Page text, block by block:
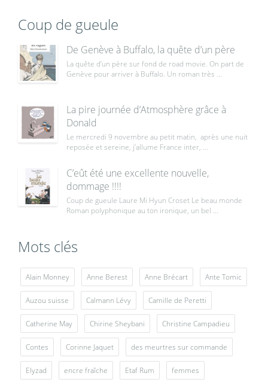
Coup de gueule
De Genève à Buffalo, la quête d’un père
La quête d’un père sur fond de road movie. On part de
Genève pour arriver à Buffalo. Un roman très ...
La pire journée d’Atmosphère grâce à
Donald
Le mercredi 9 novembre au petit matin, après une nuit
reposée et sereine, j’allume France inter, ...
C’eût été une excellente nouvelle,
dommage !!!!
Coup de gueule Laure Mi Hyun Croset Le beau monde
Roman polyphonique au ton ironique, un bel ...
Mots clés
Alain Monney Anne Berest Anne Brécart Ante Tomic
Auzou suisse Calmann Lévy Camille de Peretti
Catherine May Chirine Sheybani Christine Campadieu
Contes Corinne Jaquet des meurtres sur commande
Elyzad encre fraîche Etaf Rum femmes